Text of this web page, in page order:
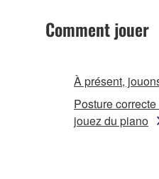
Comment jouer
À présent,
Posture
jouez du piano